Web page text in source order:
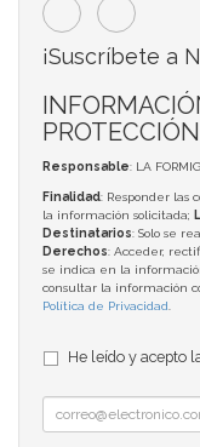
¡Suscríbete a
Responsable: LA
Finalidad: Responder las
la información solicitada;
Destinatarios: Solo se
Derechos: Acceder,
se indica en la
consultar la información
Política de Privacidad
He leído y acepto